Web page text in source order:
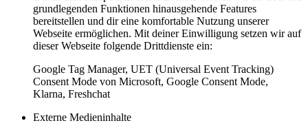
grundlegenden Funktionen hinausgehende Features
bereitstellen und dir eine komfortable Nutzung unserer
Webseite ermöglichen. Mit deiner Einwilligung setzen wir auf
dieser Webseite folgende Drittdienste ein:
Google Tag Manager, UET (Universal Event Tracking)
Consent Mode von Microsoft, Google Consent Mode,
Klarna, Freshchat
Externe Medieninhalte